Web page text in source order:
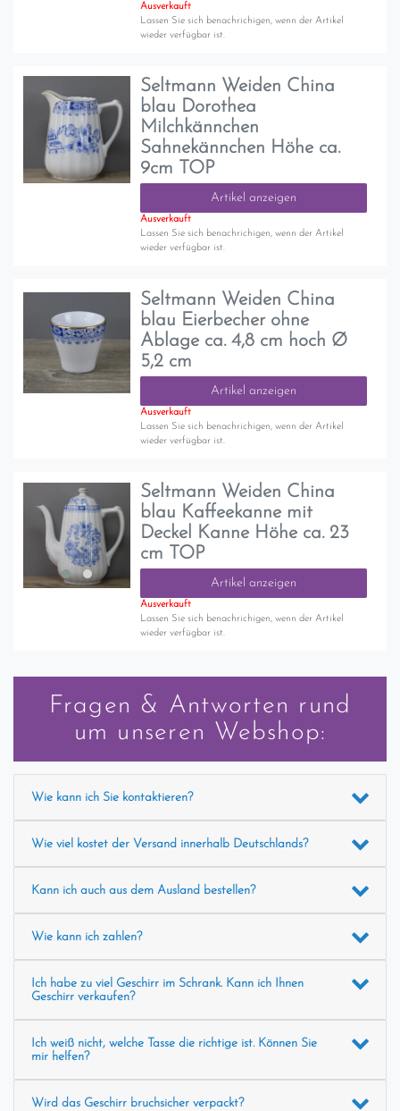
Ausverkauft
Lassen Sie sich benachrichigen, wenn der Artikel
wieder verfügbar ist.
Seltmann Weiden China
blau Dorothea
Milchkännchen
Sahnekännchen Höhe ca.
9cm TOP
Artikel anzeigen
Ausverkauft
Lassen Sie sich benachrichigen, wenn der Artikel
wieder verfügbar ist.
Seltmann Weiden China
blau Eierbecher ohne
Ablage ca. 4,8 cm hoch Ø
5,2 cm
Artikel anzeigen
Ausverkauft
Lassen Sie sich benachrichigen, wenn der Artikel
wieder verfügbar ist.
Seltmann Weiden China
blau Kaffeekanne mit
Deckel Kanne Höhe ca. 23
cm TOP
Artikel anzeigen
Ausverkauft
Lassen Sie sich benachrichigen, wenn der Artikel
wieder verfügbar ist.
Fragen & Antworten rund
um unseren Webshop:
Wie kann ich Sie kontaktieren?
Wie viel kostet der Versand innerhalb Deutschlands?
Kann ich auch aus dem Ausland bestellen?
Wie kann ich zahlen?
Ich habe zu viel Geschirr im Schrank. Kann ich Ihnen
Geschirr verkaufen?
Ich weiß nicht, welche Tasse die richtige ist. Können Sie
mir helfen?
Wird das Geschirr bruchsicher verpackt?